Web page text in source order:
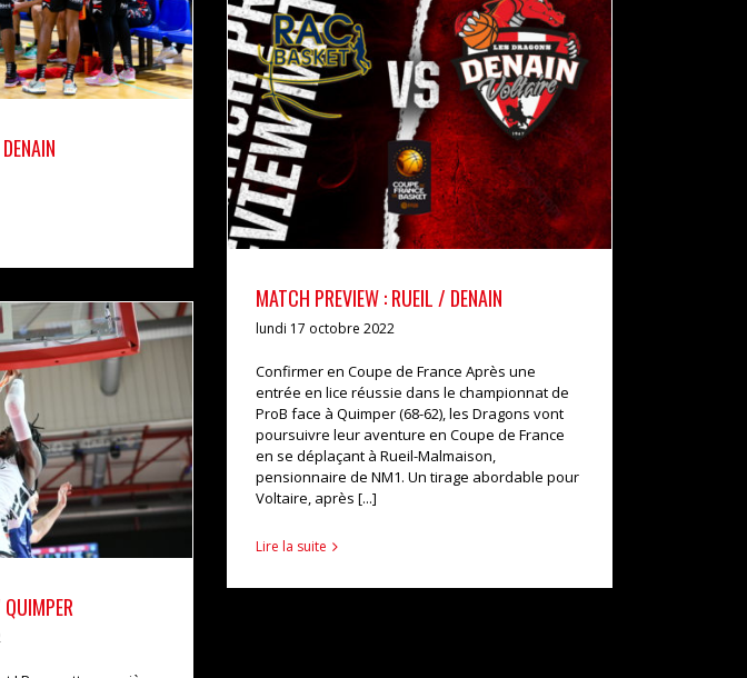
pro b
MATCH PREVIEW : RUEIL / DENAIN
actualités pro b
MATCH PREVIEW : RUEIL / DENAIN
lundi 17 octobre 2022
Confirmer en Coupe de France Après une
entrée en lice réussie dans le championnat de
ProB face à Quimper (68-62), les Dragons vont
poursuivre leur aventure en Coupe de France
en se déplaçant à Rueil-Malmaison,
pensionnaire de NM1. Un tirage abordable pour
Voltaire, après [...]
Lire la suite
/ QUIMPER
pro b